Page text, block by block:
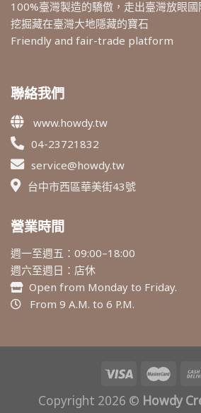
100%臺灣製造的驕傲，走出臺灣放眼國
挖掘藏在臺灣大地隱藏的寶石
Friendly and fair-trade platform
聯絡我們
www.howdy.tw
04-23721832
service@howdy.tw
台中市西區華美街43號
營業時間
週一至週五：09:00–18:00
週六至週日：店休
Open from Monday to Friday.
From 9 A.M. to 6 P.M.
Copyright 2026 © Howdy